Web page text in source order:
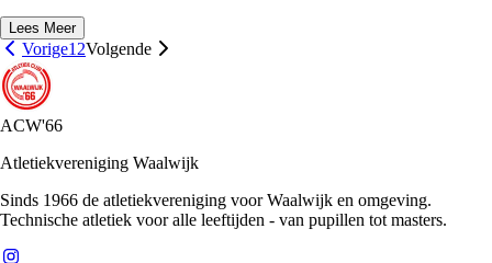
Lees Meer
Vorige1 2Volgende
ACW'66
Atletiekvereniging Waalwijk
Sinds 1966 de atletiekvereniging voor Waalwijk en omgeving.
Technische atletiek voor alle leeftijden - van pupillen tot masters.